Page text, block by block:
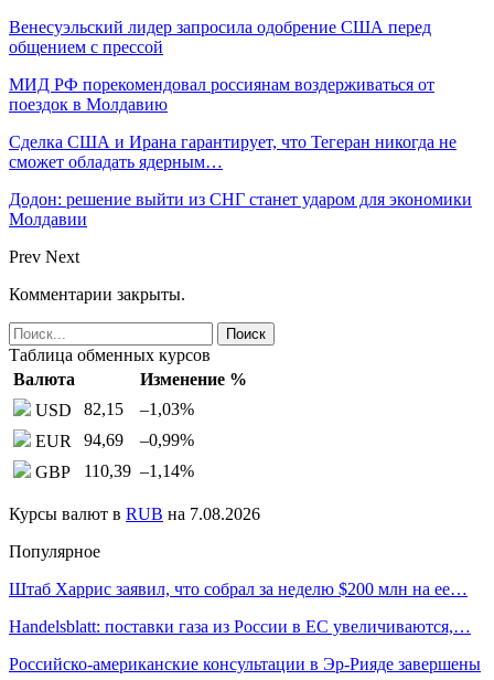
Венесуэльский лидер запросила одобрение США перед
общением с прессой
МИД РФ порекомендовал россиянам воздерживаться от
поездок в Молдавию
Сделка США и Ирана гарантирует, что Тегеран никогда не
сможет обладать ядерным…
Додон: решение выйти из СНГ станет ударом для экономики
Молдавии
Prev Next
Комментарии закрыты.
Таблица обменных курсов
Валюта
Изменение %
USD
82,15 –1,03%
EUR
94,69 –0,99%
GBP
110,39 –1,14%
Курсы валют в RUB на 7.08.2026
Популярное
Штаб Харрис заявил, что собрал за неделю $200 млн на ее…
Handelsblatt: поставки газа из России в ЕС увеличиваются,…
Российско-американские консультации в Эр-Рияде завершены